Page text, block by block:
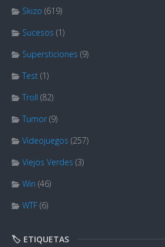
Skizo (619)
Sucesos (1)
Supersticiones (9)
Test (1)
Troll (82)
Tumor (9)
Videojuegos (257)
Viejos Verdes (3)
Win (46)
WTF (6)
🏷️ ETIQUETAS